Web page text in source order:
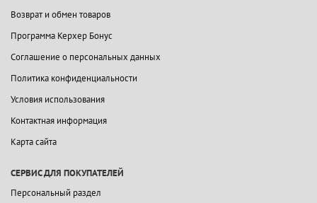
Возврат и обмен товаров
Программа Керхер Бонус
Соглашение о персональных данных
Политика конфиденциальности
Условия использования
Контактная информация
Карта сайта
СЕРВИС ДЛЯ ПОКУПАТЕЛЕЙ
Персональный раздел